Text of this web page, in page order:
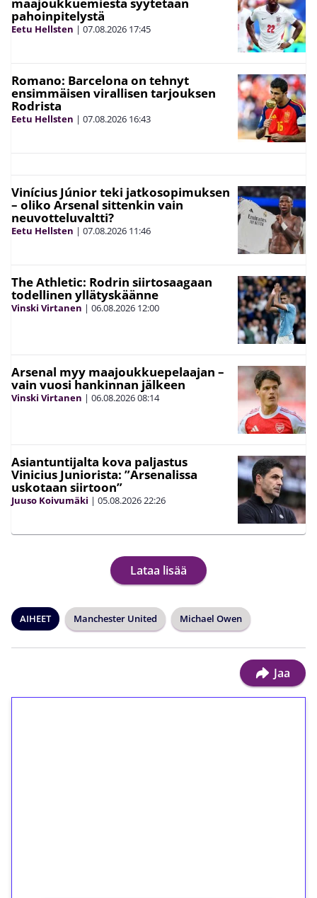
pahoinpitelystä
Eetu Hellsten | 07.08.2026 17:45
Romano: Barcelona on tehnyt
ensimmäisen virallisen tarjouksen
Rodrista
Eetu Hellsten | 07.08.2026 16:43
Vinícius Júnior teki jatkosopimuksen
– oliko Arsenal sittenkin vain
neuvotteluvaltti?
Eetu Hellsten | 07.08.2026 11:46
The Athletic: Rodrin siirtosaagaan
todellinen yllätyskäänne
Vinski Virtanen | 06.08.2026 12:00
Arsenal myy maajoukkuepelaajan –
vain vuosi hankinnan jälkeen
Vinski Virtanen | 06.08.202608:14
Asiantuntijalta kova paljastus
Vinicius Juniorista: ”Arsenalissa
uskotaan siirtoon”
Juuso Koivumäki | 05.08.202622:26
Lataa lisää
AIHEET Manchester United Michael Owen
Jaa